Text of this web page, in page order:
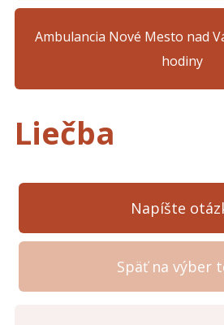
Ambulancia Nové Mesto nad
hodiny
Liečba
Napíšte
Späť na výber